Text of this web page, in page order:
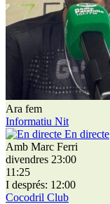
Ara fem
Informatiu Nit
En directe
Amb Marc Ferri
divendres 23:00
11:25
I després: 12:00
Cocodril Club